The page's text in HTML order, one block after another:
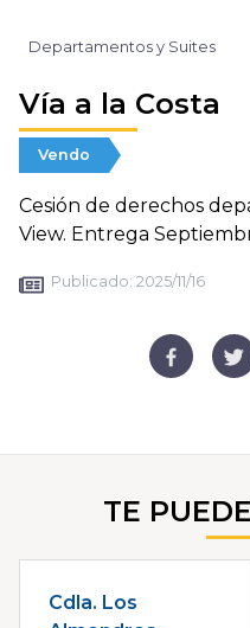
Departamentos y Suites
Vía a la Costa
Vendo
Cesión de derechos
View. Entrega
Publicado: 2025/11/16
TE
Cdla. Los